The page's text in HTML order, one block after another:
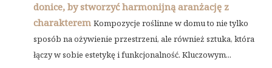
donice, by stworzyć harmonijną aranżację z
charakterem Kompozycje roślinne w domu to nie tylko
sposób na ożywienie przestrzeni, ale również sztuka, która
łączy w sobie estetykę i funkcjonalność. Kluczowym...